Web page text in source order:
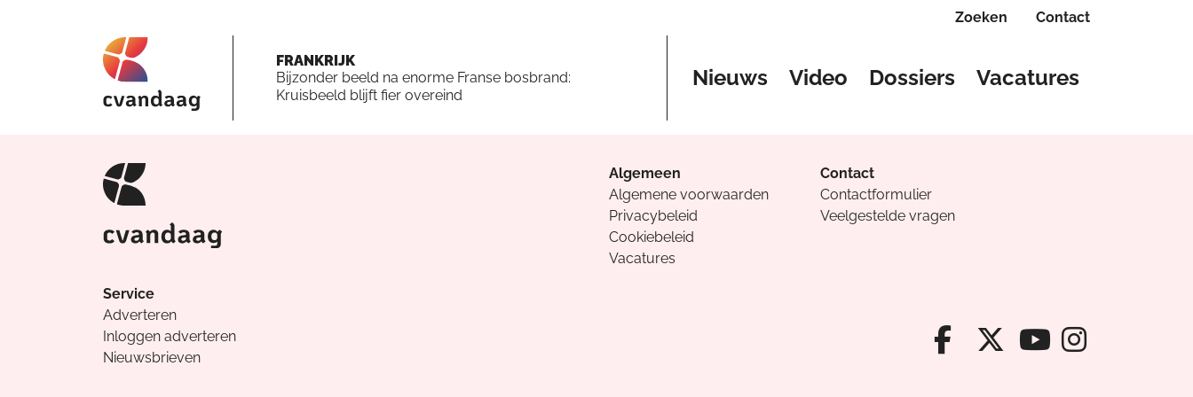
Zoeken Contact
FRANKRIJK
Bijzonder beeld na enorme Franse bosbrand:
Kruisbeeld blijft fier overeind
Nieuws Video Dossiers Vacatures
Algemeen
Algemene voorwaarden
Privacybeleid
Cookiebeleid
Vacatures
Contact
Contactformulier
Veelgestelde vragen
Service
Adverteren
Inloggen adverteren
Nieuwsbrieven
Facebook van
X van